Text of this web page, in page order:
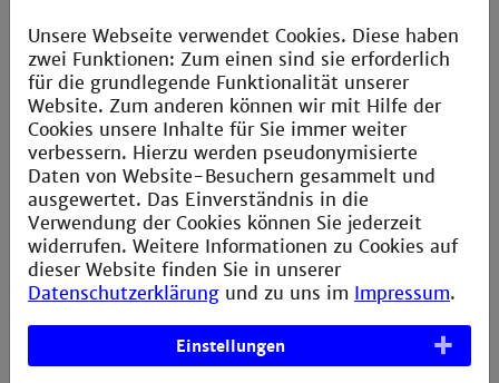
KECK, S. SCHOLL, F.-J.METHNER, N.GRETZ, M.
RÄDLE und T.BEUERMANN,3. April 2017.Kompakter
Mittelinfrarot-Sensor zur Inline-Überwachung von
chemischen und biotechnologischen Prozessen.
Tübingen. ANAKON 2017.
2016
BRAUN, F., S.SCHWOLOW, R.SCHALK, M.THEURER
H.S.ECKHARDT, F.-J. METHNER, T. BEUERMANN, T.
RÖDER, N.GRETZ, M.RÄDLE, 12. September 2016 //
2016.Nicht-invasive Inline-Ramananalyse.Aachen.
Jahrestagung der Biotechnologen 2016.
Unsere Webseite verwendet Cookies. Diese haben
zwei Funktionen: Zum einen sind sie erforderlich
für die grundlegende Funktionalität unserer
Website. Zum anderen können wir mit Hilfe der
Cookies unsere Inhalte für Sie immer weiter
verbessern. Hierzu werden pseudonymisierte
Daten von Website-Besuchern gesammelt und
ausgewertet. Das Einverständnis in die
Verwendung der Cookies können Sie jederzeit
widerrufen. Weitere Informationen zu Cookies auf
dieser Website finden Sie in unserer
Datenschutzerklärung und zu uns im Impressum.
Einstellungen